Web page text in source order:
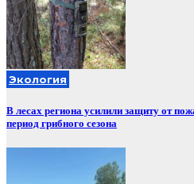
Экология
В лесах региона усилили защиту от
период грибного сезона